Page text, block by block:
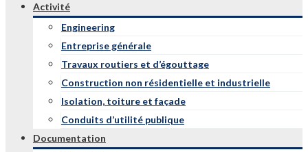
Activité
Engineering
Entreprise générale
Travaux routiers et d’égouttage
Construction non résidentielle et industrielle
Isolation, toiture et façade
Conduits d’utilité publique
Documentation